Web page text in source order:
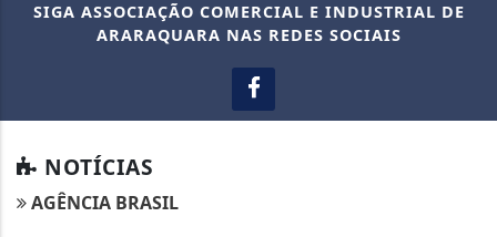
SIGA ASSOCIAÇÃO COMERCIAL E INDUSTRIAL DE
ARARAQUARA NAS REDES SOCIAIS
NOTÍCIAS
AGÊNCIA BRASIL